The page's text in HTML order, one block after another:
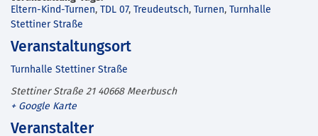
Eltern-Kind-Turnen, TDL 07, Treudeutsch, Turnen,
Turnhalle
Stettiner Straße
Veranstaltungsort
Turnhalle Stettiner Straße
Stettiner Straße 21 40668 Meerbusch
+ Google Karte
Veranstalter